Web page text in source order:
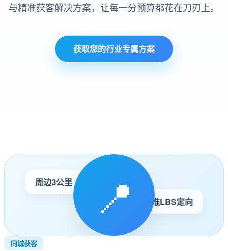
与精准获客解决方案，让每一分预算都花在刀刃上。
获取您的行业专属方案
📍
周边3公里
精准LBS定向
同城获客